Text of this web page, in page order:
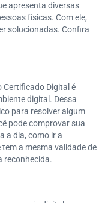
apresenta diversas
físicas. Com ele,
solucionadas. Confira
Certificado Digital é
digital. Dessa
para resolver algum
pode comprovar sua
a dia, como ir a
a mesma validade de
reconhecida.